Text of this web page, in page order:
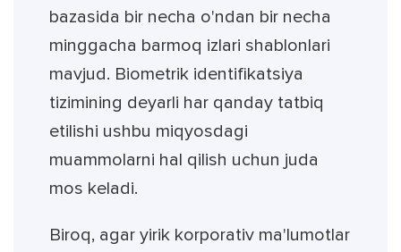
bazasida bir necha o'ndan bir necha
minggacha barmoq izlari shablonlari
mavjud. Biometrik identifikatsiya
tizimining deyarli har qanday tatbiq
etilishi ushbu miqyosdagi
muammolarni hal qilish uchun juda
mos keladi.
Biroq, agar yirik korporativ ma'lumotlar